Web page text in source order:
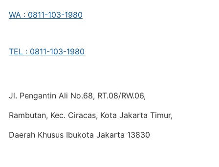
WA : 0811-103-1980
TEL : 0811-103-1980
Jl. Pengantin Ali No.68, RT.08/RW.06,
Rambutan, Kec. Ciracas, Kota Jakarta Timur,
Daerah Khusus Ibukota Jakarta 13830